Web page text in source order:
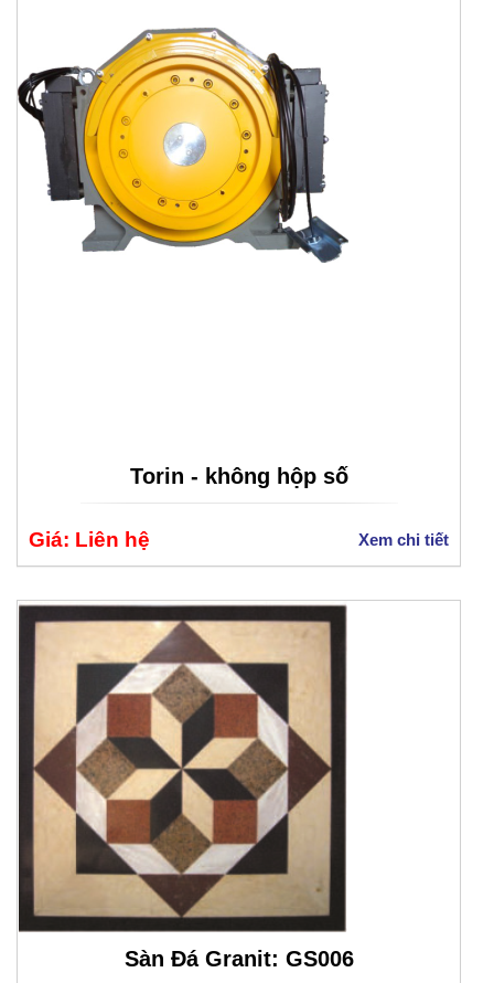
Torin - không hộp số
Giá: Liên hệ Xem chi tiết
Sàn Đá Granit: GS006